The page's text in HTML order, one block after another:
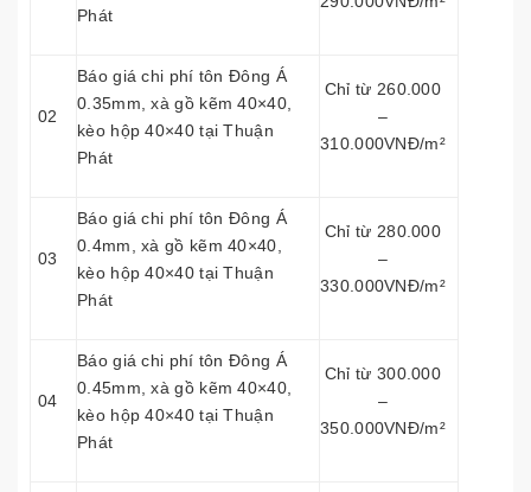
Phát
02
Báo giá chi phí tôn Đông Á
0.35mm, xà gồ kẽm 40×40,
kèo hộp 40×40 tại Thuận
Phát
Chỉ từ 260.000
–
310.000VNĐ/m²
03
Báo giá chi phí tôn Đông Á
0.4mm, xà gồ kẽm 40×40,
kèo hộp 40×40 tại Thuận
Phát
Chỉ từ 280.000
–
330.000VNĐ/m²
04
Báo giá chi phí tôn Đông Á
0.45mm, xà gồ kẽm 40×40,
kèo hộp 40×40 tại Thuận
Phát
Chỉ từ 300.000
–
350.000VNĐ/m²